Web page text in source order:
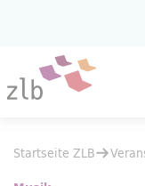
Zum Hauptinhalt
Veranstaltungsübersicht
DJ Workshop12.07.
Sie befinden sich
Startseite ZLB